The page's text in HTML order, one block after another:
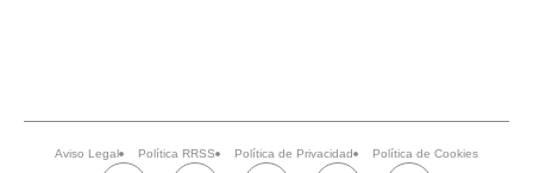
Aviso Legal Política RRSS Política de Privacidad Política de Cookies